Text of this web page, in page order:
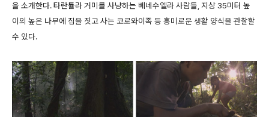
을 소개한다. 타란튤라 거미를 사냥하는 베네수엘라 사람들, 지상 35미터 높
이의 높은 나무에 집을 짓고 사는 코로와이족 등 흥미로운 생활 양식을 관찰할
수 있다.